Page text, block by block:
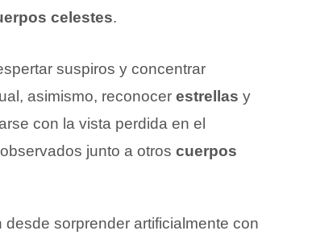
celestes.
suspiros y concentrar
asimismo, reconocer estrellas y
con la vista perdida en el
junto a otros cuerpos
sorprender artificialmente con